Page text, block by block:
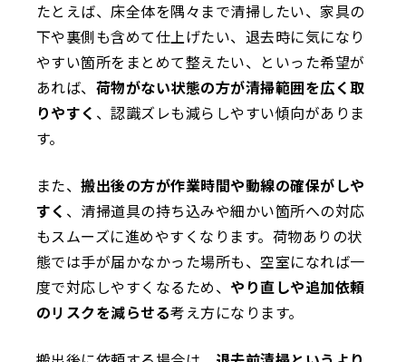
たとえば、床全体を隅々まで清掃したい、家具の
下や裏側も含めて仕上げたい、退去時に気になり
やすい箇所をまとめて整えたい、といった希望が
あれば、 荷物がない状態の方が清掃範囲を広く取
りやすく 、認識ズレも減らしやすい傾向がありま
す。
また、搬出後の方が作業時間や動線の確保がしや
すく 、清掃道具の持ち込みや細かい箇所への対応
もスムーズに進めやすくなります。荷物ありの状
態では手が届かなかった場所も、空室になれば一
度で対応しやすくなるため、やり直しや追加依頼
のリスクを減らせる考え方になります。